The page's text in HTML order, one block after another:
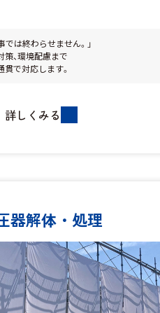
では終わらせません。」
、環境配慮まで
で対応します。
詳しくみる
器解体・処理